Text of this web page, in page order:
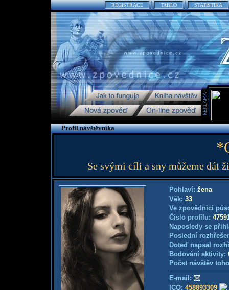
REGISTRACE TABLO STATISTIKA
Profil návštěvníka
Se svými cíli a sny můžeme dát
Pohlaví: žena
Věk: 33
Ve zpovědnici
Číslo profilu:
Naposledy se
Poslední
Doteď napsal
Bodování aktivity:
Počet návštěv
E-mail:
ICQ: 458893309